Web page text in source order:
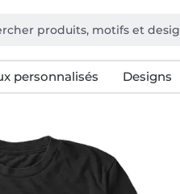
personnalisés Designs